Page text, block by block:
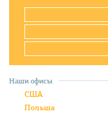
Наши офисы
США
Польша